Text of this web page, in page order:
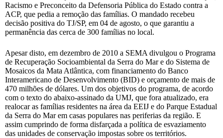
Racismo e Preconceito da Defensoria Pública do Estado contra a
ACP, que pedia a remoção das famílias. O mandado recebeu
decisão positiva do TJ/SP, em 04 de agosto, o que garantiu a
permanência das cerca de 300 famílias no local.
Apesar disto, em dezembro de 2010 a SEMA divulgou o Programa
de Recuperação Socioambiental da Serra do Mar e do Sistema de
Mosaicos da Mata Atlântica, com financiamento do Banco
Interamericano de Desenvolvimento (BID) e orçamento de mais de
470 milhões de dólares. Um dos objetivos do programa, de acordo
com o texto do abaixo-assinado da UMJ, que fora atualizado, era
realocar as famílias residentes na área da EEIJ e do Parque Estadual
da Serra do Mar em casas populares nas periferias da região. E
assim cumprindo de forma disfarçada a política de esvaziamento
das unidades de conservação impostas sobre os territórios.